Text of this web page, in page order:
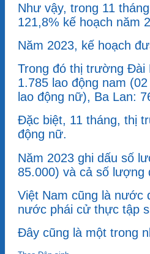
Như vậy, trong 11
121,8% kế hoạch năm
Năm 2023, kế hoạch
Trong đó thị trường Đài
1.785 lao động nam
lao động nữ), Ba Lan:
Đặc biệt, 11 tháng, thị
động nữ.
Năm 2023 ghi dấu số
85.000) và cả số lượng
Việt Nam cũng là nước
nước phái cử thực tập
Đây cũng là một trong